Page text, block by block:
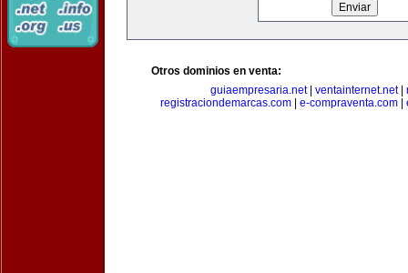
Otros dominios en venta:
guiaempresaria.net| ventainternet.net|
registraciondemarcas.com| e-compraventa.com|